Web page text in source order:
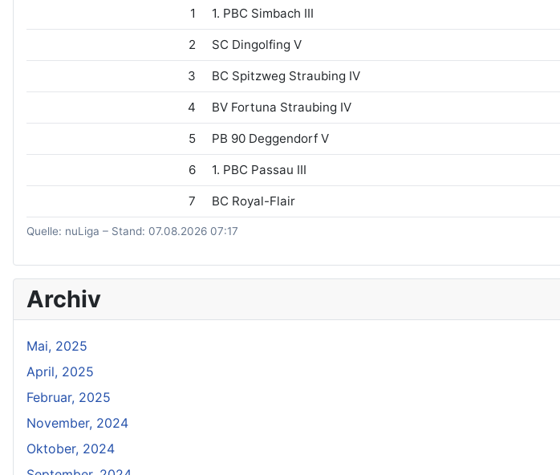
1 1. PBC Simbach III
2 SC Dingolfing V
3 BC Spitzweg Straubing IV
4 BV Fortuna Straubing IV
5 PB 90 Deggendorf V
6 1. PBC Passau III
7 BC Royal-Flair
Quelle: nuLiga – Stand: 07.08.2026 07:17
Archiv
Mai, 2025
April, 2025
Februar, 2025
November, 2024
Oktober, 2024